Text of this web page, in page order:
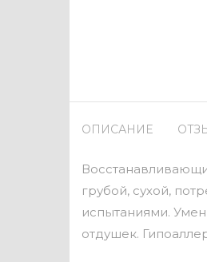
ОПИСАНИЕ
грубой, сухой,
испытаниями.
отдушек.